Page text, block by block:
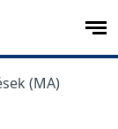
(MA)